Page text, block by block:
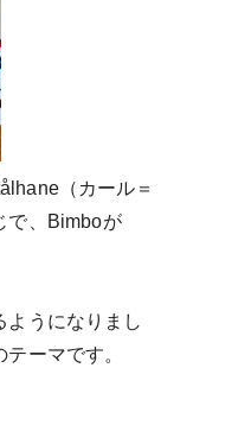
（カール＝
で、Bimboが
ようになりまし
ーマです。